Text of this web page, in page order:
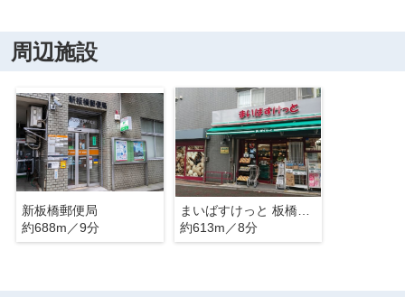
周辺施設
新板橋郵便局
約688m／9分
約613m／8分